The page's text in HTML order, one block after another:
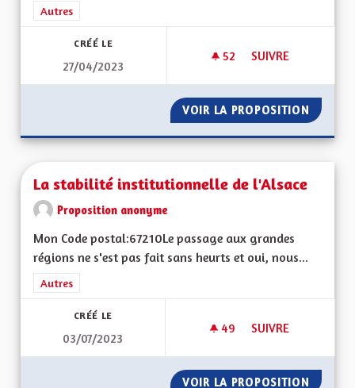
Filtrer les résultats de la catégorie : Autres
Autres
CRÉÉ LE
27/04/2023
52 52 ABONNÉS
SUIVRE
VOIR LA PROPOSITION
La stabilité institutionnelle de l'Alsace
Proposition anonyme
Mon Code postal:67210Le passage aux grandes
régions ne s'est pas fait sans heurts et oui, nous...
Filtrer les résultats de la catégorie : Autres
Autres
CRÉÉ LE
03/07/2023
49 49 ABONNÉS
SUIVRE
VOIR LA PROPOSITION LA